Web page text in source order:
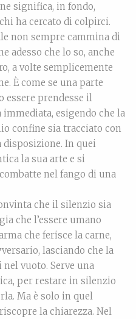
significa, in fondo,
ha cercato di colpirci.
non sempre cammina di
adesso che lo so, anche
a volte semplicemente
È come se una parte
prendesse il
esigendo che la
confine sia tracciato con
disposizione. In quei
la sua arte e si
nel fango di una
che il silenzio sia
che l’essere umano
che ferisce la carne,
lasciando che la
vuoto. Serve una
per restare in silenzio
Ma è solo in quel
la chiarezza. Nel